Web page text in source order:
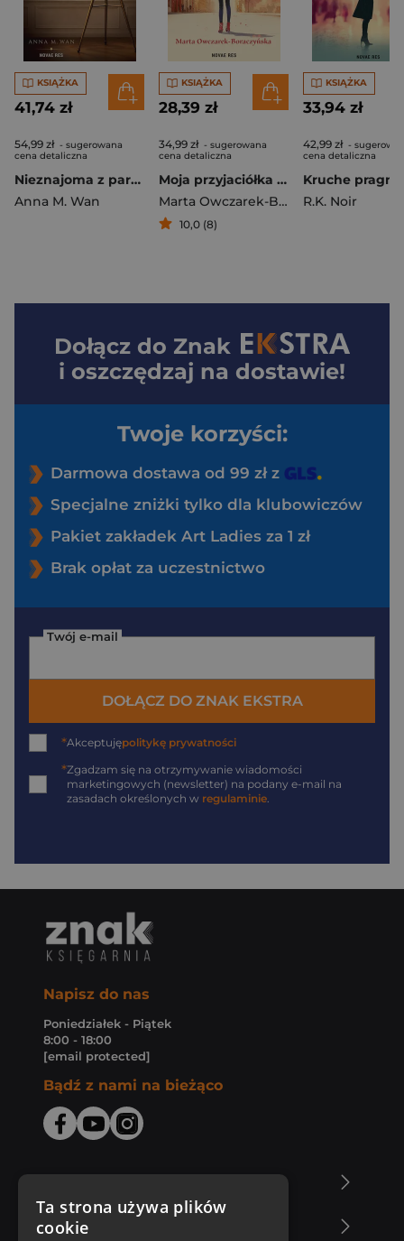
KSIĄŻKA
41,74 zł
54,99 zł - sugerowana
cena detaliczna
Nieznajoma z parku
Anna M. Wan
KSIĄŻKA
28,39 zł
34,99 zł - sugerowana
cena detaliczna
Moja przyjaciółka Pola
Marta Owczarek-Boraczyńska
10,0 (8)
KSIĄŻKA
33,94 zł
42,99 zł -
cena detaliczna
Kruche
R.K. Noir
Dołącz do Znak
i oszczędzaj na dostawie!
Twoje korzyści:
Darmowa dostawa od 99 zł z
Specjalne zniżki tylko dla klubowiczów
Pakiet zakładek Art Ladies za 1 zł
Brak opłat za uczestnictwo
Twój e-mail
DOŁĄCZ DO ZNAK EKSTRA
*Akceptujępolitykę prywatności
*Zgadzam się na otrzymywanie wiadomości
marketingowych (newsletter) na podany e-mail na
zasadach określonych w regulaminie
Napisz do nas
Poniedziałek - Piątek
8:00 - 18:00
[email protected]
Bądź z nami na bieżąco
Zakupy u nas
Ta strona używa plików
cookie